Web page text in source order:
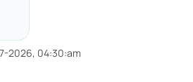
2026, 04:30:am